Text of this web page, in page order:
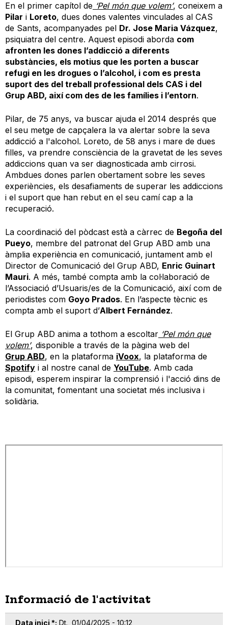
En el primer capítol de ‘Pel món que volem’, coneixem a
Pilar i Loreto, dues dones valentes vinculades al CAS
de Sants, acompanyades pel Dr. Jose Maria Vázquez,
psiquiatra del centre. Aquest episodi aborda com
afronten les dones l’addicció a diferents
substàncies, els motius que les porten a buscar
refugi en les drogues o l’alcohol, i com es presta
suport des del treball professional dels CAS i del
Grup ABD, així com des de les famílies i l’entorn.
Pilar, de 75 anys, va buscar ajuda el 2014 després que
el seu metge de capçalera la va alertar sobre la seva
addicció a l'alcohol. Loreto, de 58 anys i mare de dues
filles, va prendre consciència de la gravetat de les seves
addiccions quan va ser diagnosticada amb cirrosi.
Ambdues dones parlen obertament sobre les seves
experiències, els desafiaments de superar les addiccions
i el suport que han rebut en el seu camí cap a la
recuperació.
La coordinació del pòdcast està a càrrec de Begoña del
Pueyo, membre del patronat del Grup ABD amb una
àmplia experiència en comunicació, juntament amb el
Director de Comunicació del Grup ABD, Enric Guinart
Mauri. A més, també compta amb la col·laboració de
l’Associació d’Usuaris/es de la Comunicació, així com de
periodistes com Goyo Prados. En l’aspecte tècnic es
compta amb el suport d’Albert Fernández.
El Grup ABD anima a tothom a escoltar ‘Pel món que
volem’, disponible a través de la pàgina web del
Grup ABD, en la plataforma iVoox, la plataforma de
Spotify i al nostre canal de YouTube. Amb cada
episodi, esperem inspirar la comprensió i l'acció dins de
la comunitat, fomentant una societat més inclusiva i
solidària.
Informació de l'activitat
Data inici * Dt., 01/04/2025 - 10:12